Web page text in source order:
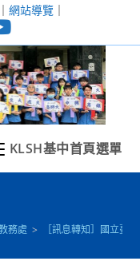
網站導覽｜
KLSH基中首頁選單
務處 > ［訊息轉知］國立臺